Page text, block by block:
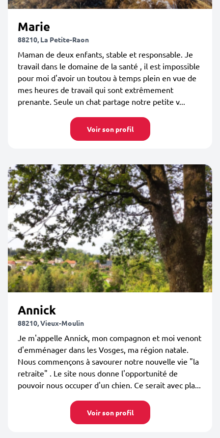
Marie
88210, La Petite-Raon
Maman de deux enfants, stable et responsable. Je
travail dans le domaine de la santé , il est impossible
pour moi d'avoir un toutou à temps plein en vue de
mes heures de travail qui sont extrêmement
prenante. Seule un chat partage notre petite v...
Voir son profil
Annick
88210, Vieux-Moulin
Je m'appelle Annick, mon compagnon et moi venont
d'emménager dans les Vosges, ma région natale.
Nous commençons à savourer notre nouvelle vie "la
retraite" . Le site nous donne l'opportunité de
pouvoir nous occuper d'un chien. Ce serait avec pla...
Voir son profil